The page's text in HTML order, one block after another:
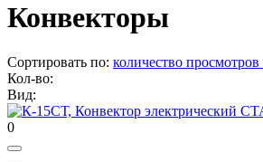
Конвекторы
Сортировать по: количество
Кол-во:
Вид:
0